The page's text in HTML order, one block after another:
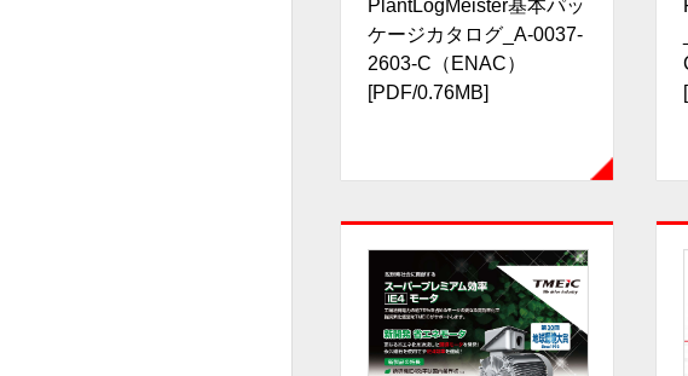
PlantLogMeister基本パッ
ケージカタログ_A-0037-
2603-C（ENAC）
[PDF/0.76MB]